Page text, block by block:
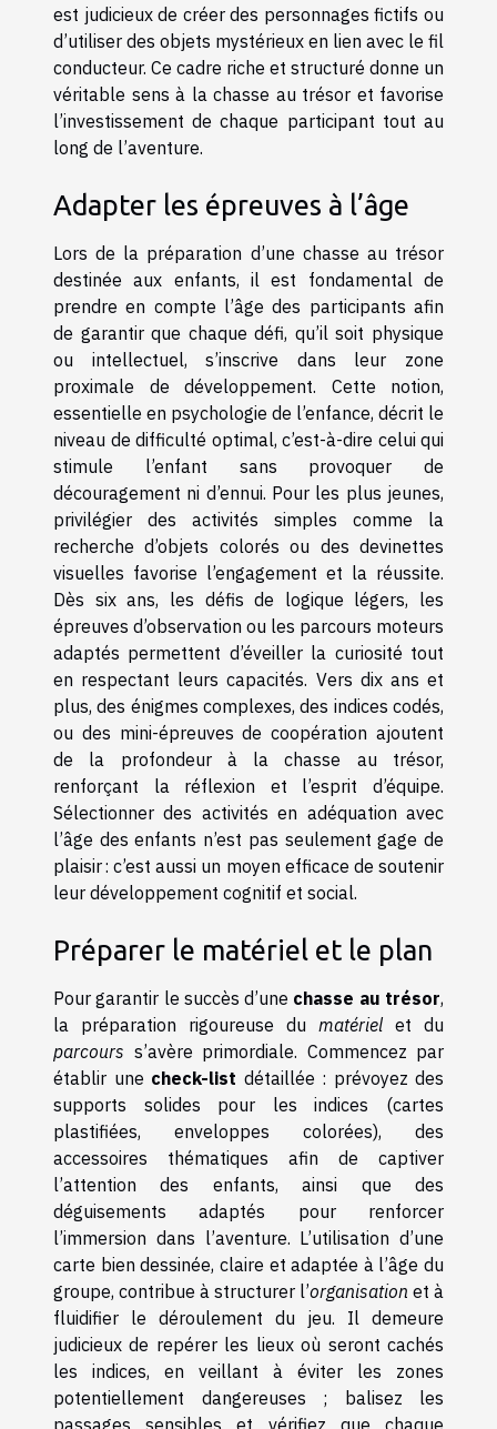
est judicieux de créer des personnages fictifs ou
d’utiliser des objets mystérieux en lien avec le fil
conducteur. Ce cadre riche et structuré donne un
véritable sens à la chasse au trésor et favorise
l’investissement de chaque participant tout au
long de l’aventure.
Adapter les épreuves à l’âge
Lors de la préparation d’une chasse au trésor
destinée aux enfants, il est fondamental de
prendre en compte l’âge des participants afin
de garantir que chaque défi, qu’il soit physique
ou intellectuel, s’inscrive dans leur zone
proximale de développement. Cette notion,
essentielle en psychologie de l’enfance, décrit le
niveau de difficulté optimal, c’est-à-dire celui qui
stimule l’enfant sans provoquer de
découragement ni d’ennui. Pour les plus jeunes,
privilégier des activités simples comme la
recherche d’objets colorés ou des devinettes
visuelles favorise l’engagement et la réussite.
Dès six ans, les défis de logique légers, les
épreuves d’observation ou les parcours moteurs
adaptés permettent d’éveiller la curiosité tout
en respectant leurs capacités. Vers dix ans et
plus, des énigmes complexes, des indices codés,
ou des mini-épreuves de coopération ajoutent
de la profondeur à la chasse au trésor,
renforçant la réflexion et l’esprit d’équipe.
Sélectionner des activités en adéquation avec
l’âge des enfants n’est pas seulement gage de
plaisir : c’est aussi un moyen efficace de soutenir
leur développement cognitif et social.
Préparer le matériel et le plan
Pour garantir le succès d’une chasse au trésor,
la préparation rigoureuse du matériel et du
parcours s’avère primordiale. Commencez par
établir une check-list détaillée : prévoyez des
supports solides pour les indices (cartes
plastifiées, enveloppes colorées), des
accessoires thématiques afin de captiver
l’attention des enfants, ainsi que des
déguisements adaptés pour renforcer
l’immersion dans l’aventure. L’utilisation d’une
carte bien dessinée, claire et adaptée à l’âge du
groupe, contribue à structurer l’organisation et à
fluidifier le déroulement du jeu. Il demeure
judicieux de repérer les lieux où seront cachés
les indices, en veillant à éviter les zones
potentiellement dangereuses ; balisez les